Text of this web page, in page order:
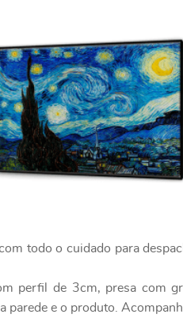
todo o cuidado para
perfil de 3cm, presa com
e o produto.